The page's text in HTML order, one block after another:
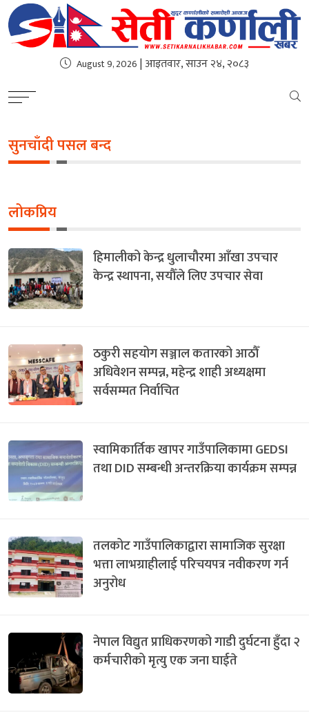
August 9, 2026 | आइतवार, साउन २४, २०८३
सुनचाँदी पसल बन्द
लोकप्रिय
हिमालीको केन्द्र धुलाचौरमा आँखा उपचार
केन्द्र स्थापना, सयौँले लिए उपचार सेवा
ठकुरी सहयोग सञ्जाल कतारको आठौँ
अधिवेशन सम्पन्न, महेन्द्र शाही अध्यक्षमा
सर्वसम्मत निर्वाचित
स्वामिकार्तिक खापर गाउँपालिकामा GEDSI
तथा DID सम्बन्धी अन्तरक्रिया कार्यक्रम सम्पन्न
तलकोट गाउँपालिकाद्वारा सामाजिक सुरक्षा
भत्ता लाभग्राहीलाई परिचयपत्र नवीकरण गर्न
अनुरोध
नेपाल विद्युत प्राधिकरणको गाडी दुर्घटना हुँदा २
कर्मचारीको मृत्यु एक जना घाईते